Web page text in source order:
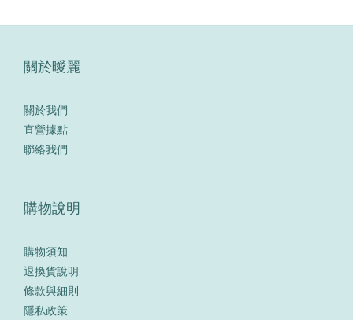
關於曖麗
關於我們
直營據點
聯絡我們
購物說明
購物須知
退換貨說明
條款與細則
隱私政策